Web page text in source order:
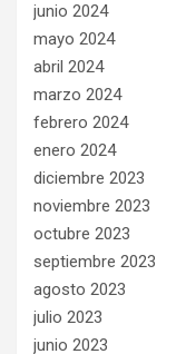
junio 2024
mayo 2024
abril 2024
marzo 2024
febrero 2024
enero 2024
diciembre 2023
noviembre 2023
octubre 2023
septiembre 2023
agosto 2023
julio 2023
junio 2023